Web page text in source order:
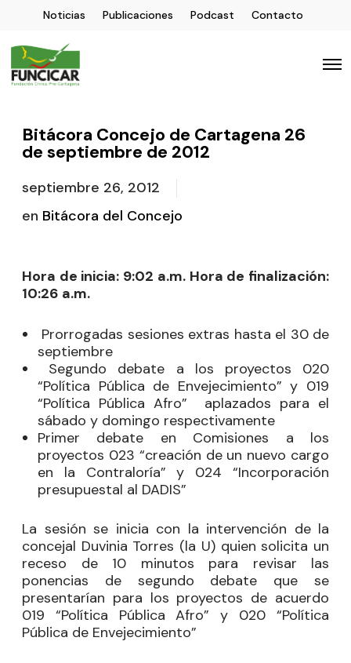
Noticias Publicaciones Podcast Contacto
Bitácora Concejo de Cartagena 26
de septiembre de 2012
septiembre 26, 2012
en Bitácora del Concejo
Hora de inicia: 9:02 a.m. Hora de finalización:
10:26 a.m.
Prorrogadas sesiones extras hasta el 30 de
septiembre
Segundo debate a los proyectos 020
“Política Pública de Envejecimiento” y 019
“Política Pública Afro” aplazados para el
sábado y domingo respectivamente
Primer debate en Comisiones a los
proyectos 023 “creación de un nuevo cargo
en la Contraloría” y 024 “Incorporación
presupuestal al DADIS”
La sesión se inicia con la intervención de la
concejal Duvinia Torres (la U) quien solicita un
receso de 10 minutos para revisar las
ponencias de segundo debate que se
presentarían para los proyectos de acuerdo
019 “Política Pública Afro” y 020 “Política
Pública de Envejecimiento”